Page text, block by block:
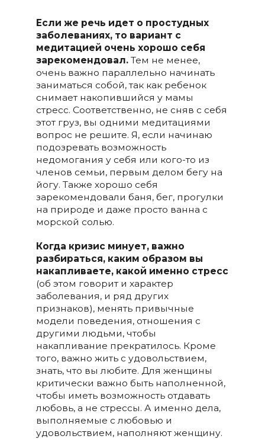
Если же речь идет о простудных
заболеваниях, то вариант с
медитацией очень хорошо себя
зарекомендовал.Тем не менее,
очень важно параллельно начинать
заниматься собой, так как ребенок
снимает накопившийся у мамы
стресс. Соответственно, не сняв с себя
этот груз, вы одними медитациями
вопрос не решите. Я, если начинаю
подозревать возможность
недомогания у себя или кого-то из
членов семьи, первым делом бегу на
йогу. Также хорошо себя
зарекомендовали баня, бег, прогулки
на природе и даже просто ванна с
морской солью.
Когда кризис минует, важно
разбираться, каким образом вы
накапливаете, какой именно стресс
(об этом говорит и характер
заболевания, и ряд других
признаков), менять привычные
модели поведения, отношения с
другими людьми, чтобы
накапливание прекратилось. Кроме
того, важно жить с удовольствием,
знать, что вы любите. Для женщины
критически важно быть наполненной,
чтобы иметь возможность отдавать
любовь, а не стрессы. А именно дела,
выполняемые с любовью и
удовольствием, наполняют женщину.